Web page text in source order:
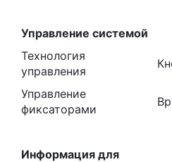
Управление системой
Технология
управления
Управление
фиксаторами
Информация для